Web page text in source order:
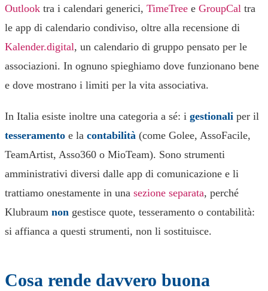
Outlook tra i calendari generici, TimeTree e GroupCal tra
le app di calendario condiviso, oltre alla recensione di
Kalender.digital, un calendario di gruppo pensato per le
associazioni. In ognuno spieghiamo dove funzionano bene
e dove mostrano i limiti per la vita associativa.
In Italia esiste inoltre una categoria a sé: i gestionali per il
tesseramento e la contabilità (come Golee, AssoFacile,
TeamArtist, Asso360 o MioTeam). Sono strumenti
amministrativi diversi dalle app di comunicazione e li
trattiamo onestamente in una sezione separata, perché
Klubraum non gestisce quote, tesseramento o contabilità:
si affianca a questi strumenti, non li sostituisce.
Cosa rende davvero buona